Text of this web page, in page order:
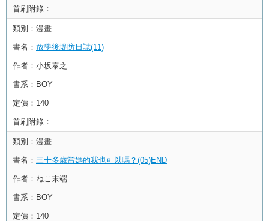
首刷附錄：
類別： 漫畫
書名： 放學後堤防日誌(11)
作者： 小坂泰之
書系： BOY
定價： 140
首刷附錄：
類別： 漫畫
書名： 三十多歲當媽的我也可以嗎？(05)END
作者： ねこ末端
書系： BOY
定價： 140